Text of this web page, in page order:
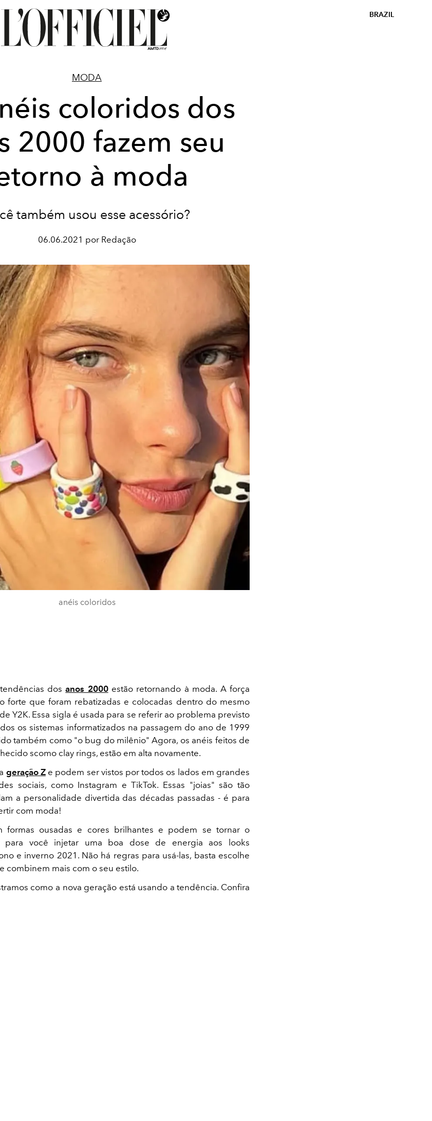
BRAZIL
MODA
coloridos dos
2000 fazem seu
à moda
também usou esse acessório?
06.06.2021 por Redação
anéis coloridos
dosanos 2000estão retornando à moda. A força
forte que foram rebatizadas e colocadas dentro do mesmo
Y2K. Essa sigla é usada para se referir ao problema previsto
os sistemas informatizados na passagem do ano de 1999
também como "o bug do milênio" Agora, os anéis feitos de
scomo clay rings, estão em alta novamente.
geração Ze podem ser vistos por todos os lados em grandes
sociais, como Instagram e TikTok. Essas "joias" são tão
a personalidade divertida das décadas passadas - é para
com moda!
formas ousadas e cores brilhantes e podem se tornar o
para você injetar uma boa dose de energia aos looks
e inverno 2021. Não há regras para usá-las, basta escolhe
combinem mais com o seu estilo.
como a nova geração está usando a tendência. Confira